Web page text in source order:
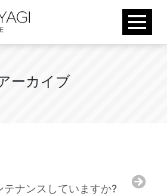
ーカ イ ブ
テナンスしていますか?